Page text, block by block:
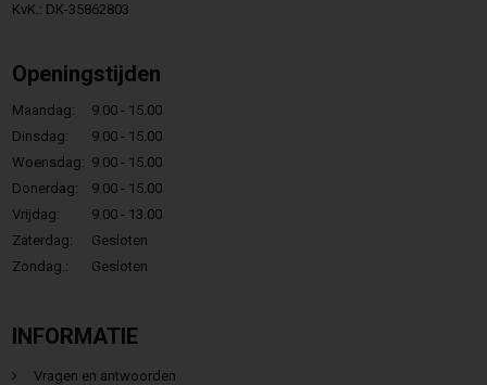
KvK.: DK-35862803
Openingstijden
Maandag:
9.00 - 15.00
Dinsdag:
9.00 - 15.00
Woensdag: 9.00 - 15.00
Donerdag:
9.00 - 15.00
Vrijdag:
9.00 - 13.00
Zaterdag:
Gesloten
Zondag.:
Gesloten
INFORMATIE
Vragen en antwoorden